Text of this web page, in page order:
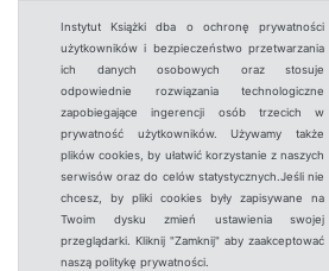
Instytut Książki dba o ochronę prywatności
użytkowników i bezpieczeństwo przetwarzania
ich danych osobowych oraz stosuje
odpowiednie rozwiązania technologiczne
zapobiegające ingerencji osób trzecich w
prywatność użytkowników. Używamy także
plików cookies, by ułatwić korzystanie z naszych
serwisów oraz do celów statystycznych.Jeśli nie
chcesz, by pliki cookies były zapisywane na
Twoim dysku zmień ustawienia swojej
przeglądarki. Kliknij "Zamknij" aby zaakceptować
naszą politykę prywatności.